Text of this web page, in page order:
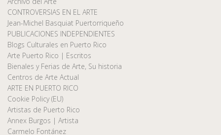
CONTROVERSIAS EN EL ARTE
Jean-Michel Basquiat Puertorriqueño
PUBLICACIONES INDEPENDIENTES
Blogs Culturales en Puerto Rico
Arte Puerto Rico | Escritos
Bienales y Ferias de Arte, Su historia
Centros de Arte Actual
ARTE EN PUERTO RICO
Cookie Policy (EU)
Artistas de Puerto Rico
Annex Burgos | Artista
Carmelo Fontánez